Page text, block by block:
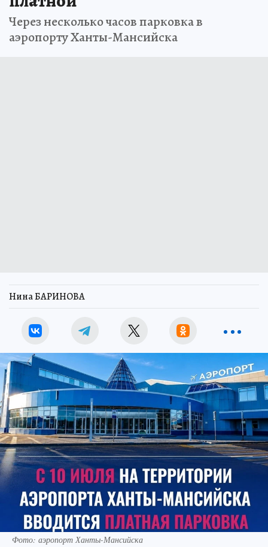
Через несколько часов парковка в
аэропорту Ханты-Мансийска
Нина БАРИНОВА
Фото: аэропорт Ханты-Мансийска